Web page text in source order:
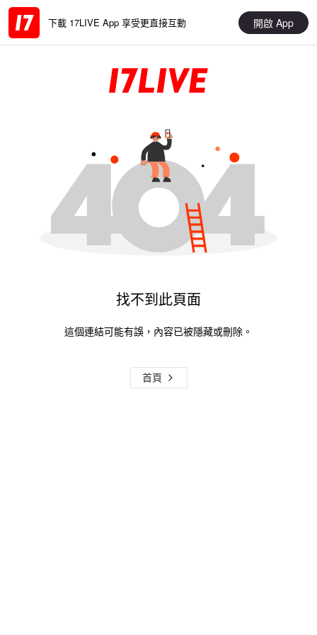
下載 17LIVE App 享受更直接互動 開啟 App
找不到此頁面
這個連結可能有誤，內容已被隱藏或刪除。
首頁